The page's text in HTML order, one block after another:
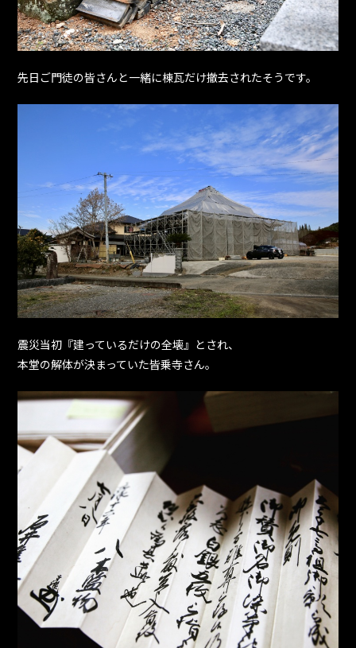
先日ご門徒の皆さんと一緒に棟瓦だけ撤去されたそうです。
震災当初『建っているだけの全壊』とされ、
本堂の解体が決まっていた皆乗寺さん。